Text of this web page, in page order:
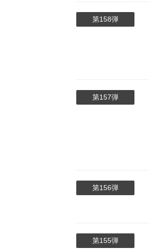
第158弾
第157弾
第156弾
第155弾